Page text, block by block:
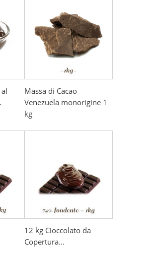
Massa di Cacao
Venezuela monorigine 1
kg
12 kg Cioccolato da
Copertura...